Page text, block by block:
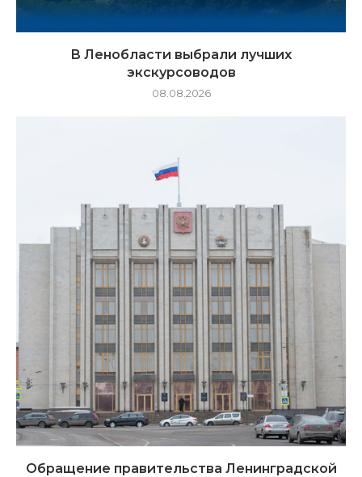
В Ленобласти выбрали лучших
экскурсоводов
08.08.2026
Обращение правительства Ленинградской